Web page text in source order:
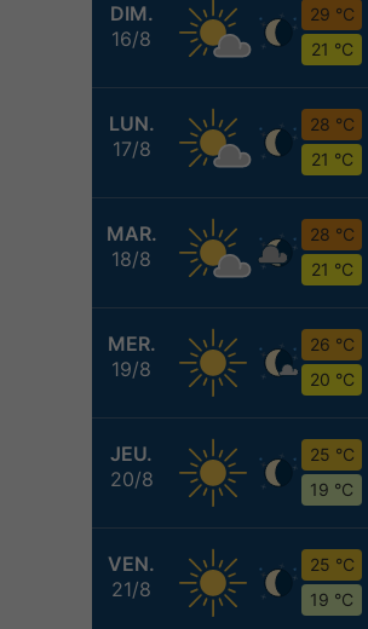
DIM.
16/8
29 °C
21 °C
LUN.
17/8
28 °C
21 °C
MAR.
18/8
28 °C
21 °C
MER.
19/8
26 °C
20 °C
JEU.
20/8
25 °C
19 °C
VEN.
21/8
25 °C
19 °C